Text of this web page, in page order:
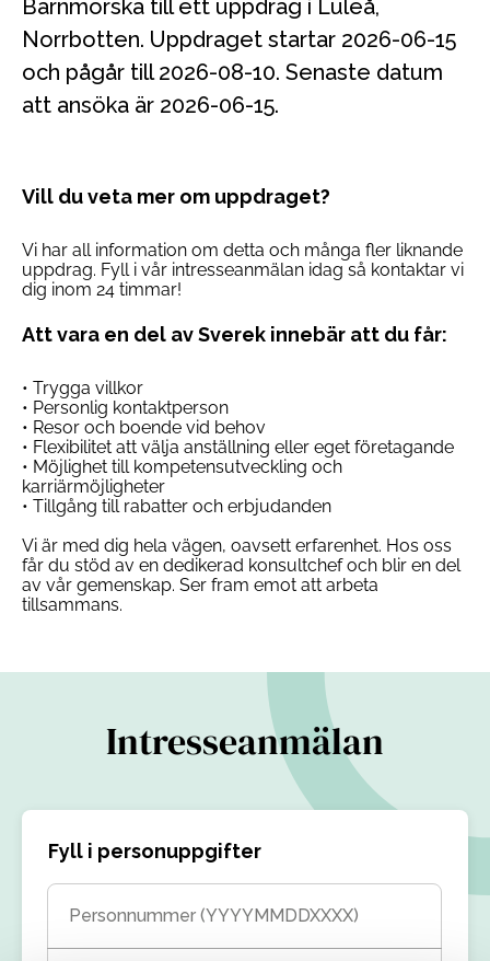
Barnmorska till ett uppdrag i Luleå,
Norrbotten. Uppdraget startar 2026-06-15
och pågår till 2026-08-10. Senaste datum
att ansöka är 2026-06-15.
Vill du veta mer om uppdraget?
Vi har all information om detta och många fler liknande
uppdrag. Fyll i vår intresseanmälan idag så kontaktar vi
dig inom 24 timmar!
Att vara en del av Sverek innebär att du får:
• Trygga villkor
• Personlig kontaktperson
• Resor och boende vid behov
• Flexibilitet att välja anställning eller eget företagande
• Möjlighet till kompetensutveckling och
karriärmöjligheter
• Tillgång till rabatter och erbjudanden
Vi är med dig hela vägen, oavsett erfarenhet. Hos oss
får du stöd av en dedikerad konsultchef och blir en del
av vår gemenskap. Ser fram emot att arbeta
tillsammans.
Intresseanmälan
Fyll i personuppgifter
Personnummer (YYYYMMDDXXXX)